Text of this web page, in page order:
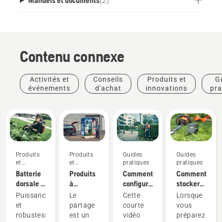
Contenu connexe
Activités et
événements
Conseils
d'achat
Produits et
innovations
Produits
et
innovations
Batterie
dorsale :
Une
révolution
pour les
Puissance
et
robustesse,
Produits
et
innovations
Produits
à
batterie
à
partager
Le
partage
est un
Guides
pratiques
Comment
configurer
et
installer
correctement
Cette
courte
vidéo
Guides
pratiques
Comment
stocker
votre
batterie
Husqvarna
Lorsque
vous
préparez